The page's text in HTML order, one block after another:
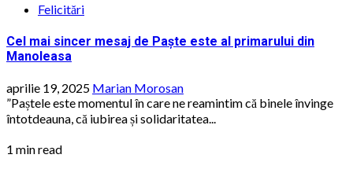
Felicitări
Cel mai sincer mesaj de Paște este al primarului din
Manoleasa
aprilie 19, 2025 Marian Morosan
”Paștele este momentul în care ne reamintim că binele învinge
întotdeauna, că iubirea și solidaritatea...
1 min read